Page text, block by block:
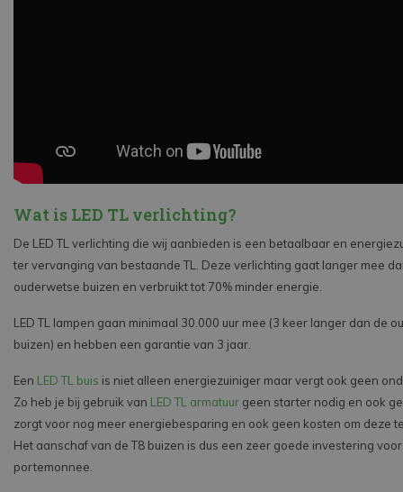
Wat is LED TL verlichting?
De LED TL verlichting die wij aanbieden is een betaalbaar en
ter vervanging van bestaande TL. Deze verlichting gaat langer mee
ouderwetse buizen en verbruikt tot 70% minder energie.
LED TL lampen gaan minimaal 30.000 uur mee (3 keer langer dan de
buizen) en hebben een garantie van 3 jaar.
Een LED TL buis is niet alleen energiezuiniger maar vergt ook geen
Zo heb je bij gebruik van LED TL armatuur geen starter nodig en ook
zorgt voor nog meer energiebesparing en ook geen kosten om deze
Het aanschaf van de T8 buizen is dus een zeer goede investering
portemonnee.